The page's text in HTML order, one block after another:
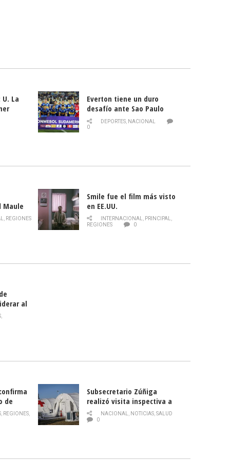
La
Everton tiene un duro
desafío ante Sao Paulo
DEPORTES, NACIONAL
0
Maule
de la
, REGIONES
Smile fue el film más visto
en EE.UU.
INTERNACIONAL, PRINCIPAL,
REGIONES
0
al
,
de
, REGIONES,
Subsecretario Zúñiga
realizó visita inspectiva a
Hospital Modular Sótero del
Río
NACIONAL, NOTICIAS,SALUD
0